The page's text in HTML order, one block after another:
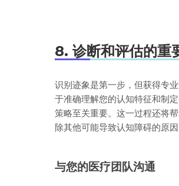
8. 诊断和评估的重
识别迹象是第一步，但获得专
于准确理解您的认知特征和制
策略至关重要。这一过程还将
除其他可能导致认知障碍的原因
与您的医疗团队沟通